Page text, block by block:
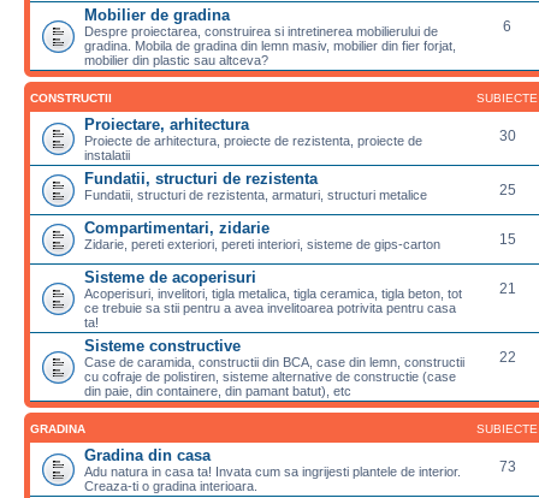
Mobilier de gradina
Despre proiectarea, construirea si intretinerea mobilierului de
gradina. Mobila de gradina din lemn masiv, mobilier din fier forjat,
mobilier din plastic sau altceva?
6
CONSTRUCTII SUBIECTE
Proiectare, arhitectura
Proiecte de arhitectura, proiecte de rezistenta, proiecte de
instalatii
30
Fundatii, structuri de rezistenta
Fundatii, structuri de rezistenta, armaturi, structuri metalice 25
Compartimentari, zidarie
Zidarie, pereti exteriori, pereti interiori, sisteme de gips-carton 15
Sisteme de acoperisuri
Acoperisuri, invelitori, tigla metalica, tigla ceramica, tigla beton, tot
ce trebuie sa stii pentru a avea invelitoarea potrivita pentru casa
ta!
21
Sisteme constructive
Case de caramida, constructii din BCA, case din lemn, constructii
cu cofraje de polistiren, sisteme alternative de constructie (case
din paie, din containere, din pamant batut), etc
22
GRADINA SUBIECTE
Gradina din casa
Adu natura in casa ta! Invata cum sa ingrijesti plantele de interior.
Creaza-ti o gradina interioara.
73